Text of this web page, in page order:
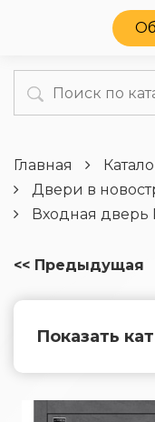
Главная
Двери в
Входная дверь
<< Предыдущая
Показать